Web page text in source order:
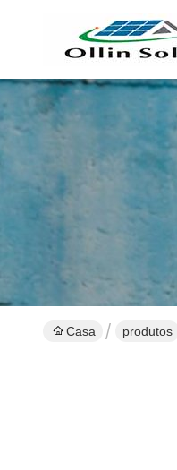
Casa produtos